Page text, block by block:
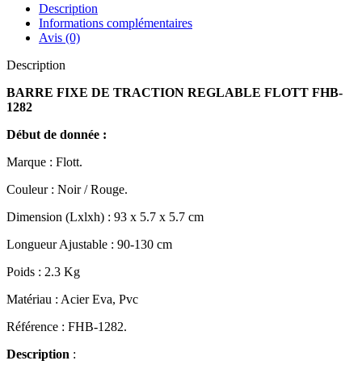
Description
Informations complémentaires
Avis (0)
Description
BARRE FIXE DE TRACTION REGLABLE FLOTT FHB-
1282
Début de donnée :
Marque : Flott.
Couleur : Noir / Rouge.
Dimension (Lxlxh) : 93 x 5.7 x 5.7 cm
Longueur Ajustable : 90-130 cm
Poids : 2.3 Kg
Matériau : Acier Eva, Pvc
Référence : FHB-1282.
Description :